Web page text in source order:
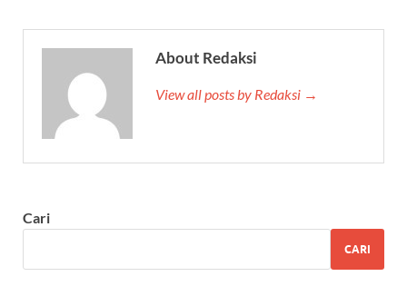
About Redaksi
View all posts by Redaksi →
Cari
CARI